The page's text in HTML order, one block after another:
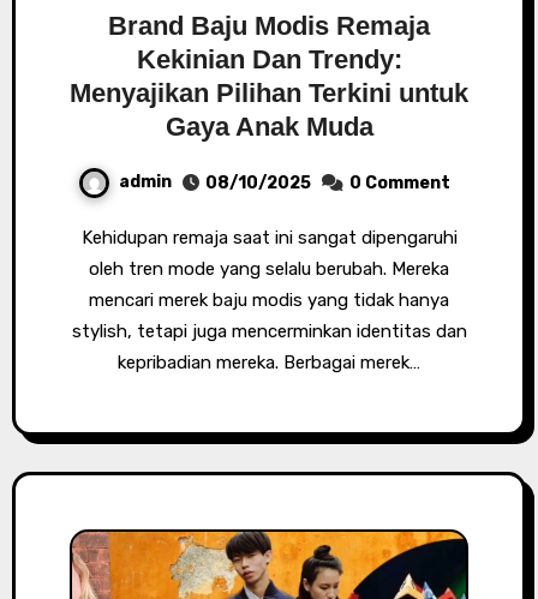
Brand Baju Modis Remaja
Kekinian Dan Trendy:
Menyajikan Pilihan Terkini untuk
Gaya Anak Muda
admin 08/10/2025 0 Comment
Kehidupan remaja saat ini sangat dipengaruhi
oleh tren mode yang selalu berubah. Mereka
mencari merek baju modis yang tidak hanya
stylish, tetapi juga mencerminkan identitas dan
kepribadian mereka. Berbagai merek…